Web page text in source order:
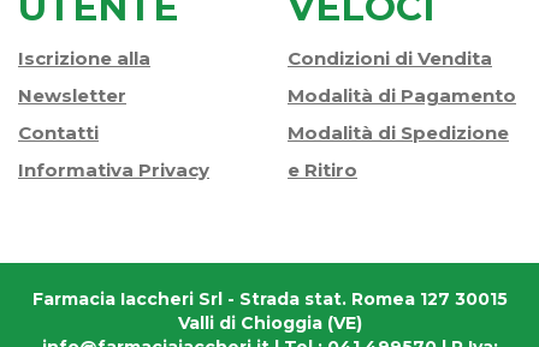
Iscrizione alla
Newsletter
Contatti
Informativa Privacy
Condizioni di Vendita
Modalità di Pagamento
Modalità di Spedizione
e Ritiro
Farmacia Iaccheri Srl - Strada stat. Romea 127 30015
Valli di Chioggia (VE)